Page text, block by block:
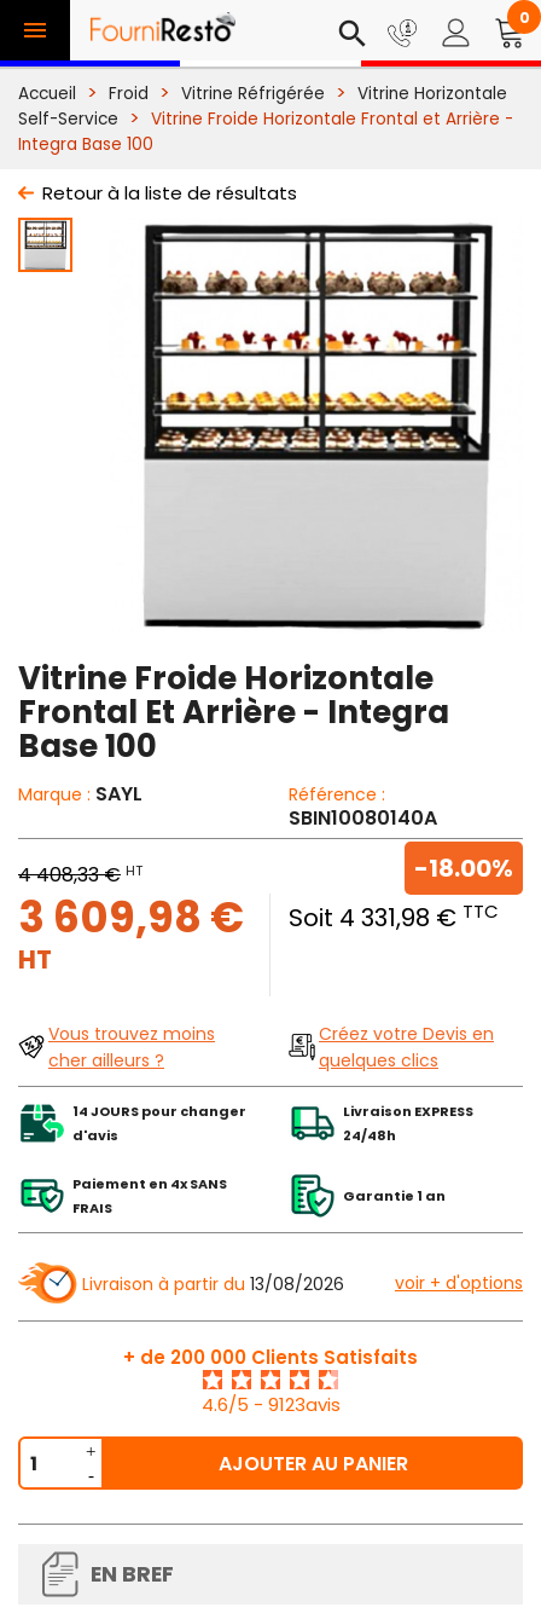
 search 0
Accueil Froid Vitrine Réfrigérée
Vitrine Horizontale
Self-Service
Vitrine Froide Horizontale Frontal et Arrière -
Integra Base 100
Retour à la liste de résultats
Vitrine Froide Horizontale
Frontal Et Arrière - Integra
Base 100
Marque : SAYL Référence :
SBIN10080140A
4 408,33 € HT
3 609,98 €
HT
Soit 4 331,98 € TTC
-18.00%
Vous trouvez moins
cher ailleurs ?
Créez votre Devis en
quelques clics
14 JOURS pour changer
d'avis
Livraison EXPRESS
24/48h
Paiement en 4x SANS
FRAIS
Garantie 1 an
Livraison à partir du 13/08/2026 voir + d'options
+ de 200 000 Clients Satisfaits
4.6/5 - 9123avis
AJOUTER AU PANIER
EN BREF